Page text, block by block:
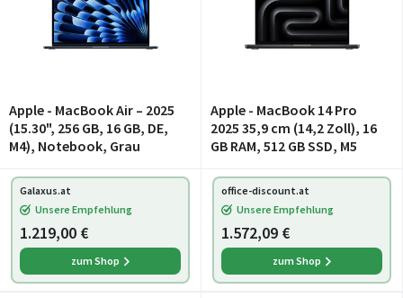
Apple - MacBook Air – 2025
(15.30", 256 GB, 16 GB, DE,
M4), Notebook, Grau
Apple - MacBook 14 Pro
2025 35,9 cm (14,2 Zoll), 16
GB RAM, 512 GB SSD, M5
Galaxus.at
Unsere Empfehlung
1.219,00 €
zum Shop
office-discount.at
Unsere Empfehlung
1.572,09 €
zum Shop